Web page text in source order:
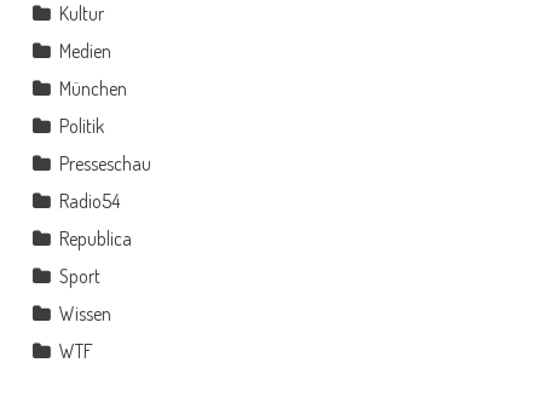
Kultur
Medien
München
Politik
Presseschau
Radio54
Republica
Sport
Wissen
WTF